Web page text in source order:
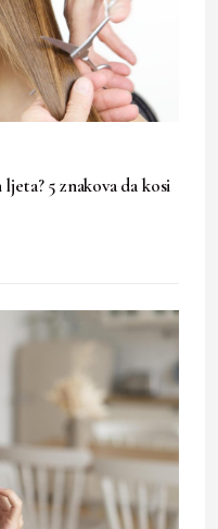
5 znakova da kosi